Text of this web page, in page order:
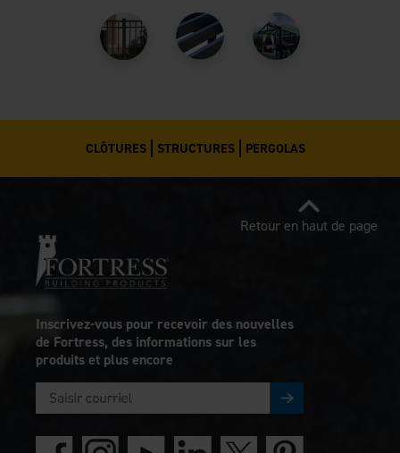
CLÔTURES STRUCTURES PERGOLAS
Inscrivez-vous pour recevoir des nouvelles
de Fortress, des informations sur les
produits et plus encore
Retour en haut de page